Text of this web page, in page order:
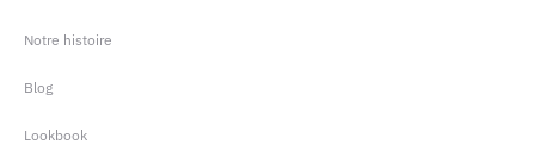
Notre histoire
Blog
Lookbook